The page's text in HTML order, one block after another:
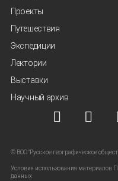
Проекты
Путешествия
Экспедиции
Лектории
Выставки
Научный архив
© ВОО "Русское географическое
Условия использования материалов
данных